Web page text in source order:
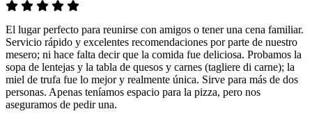
El lugar perfecto para reunirse con amigos o tener una cena familiar.
Servicio rápido y excelentes recomendaciones por parte de nuestro
mesero; ni hace falta decir que la comida fue deliciosa. Probamos la
sopa de lentejas y la tabla de quesos y carnes (tagliere di carne); la
miel de trufa fue lo mejor y realmente única. Sirve para más de dos
personas. Apenas teníamos espacio para la pizza, pero nos
aseguramos de pedir una.